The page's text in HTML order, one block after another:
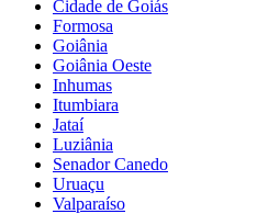
Cidade de Goiás
Formosa
Goiânia
Goiânia Oeste
Inhumas
Itumbiara
Jataí
Luziânia
Senador Canedo
Uruaçu
Valparaíso